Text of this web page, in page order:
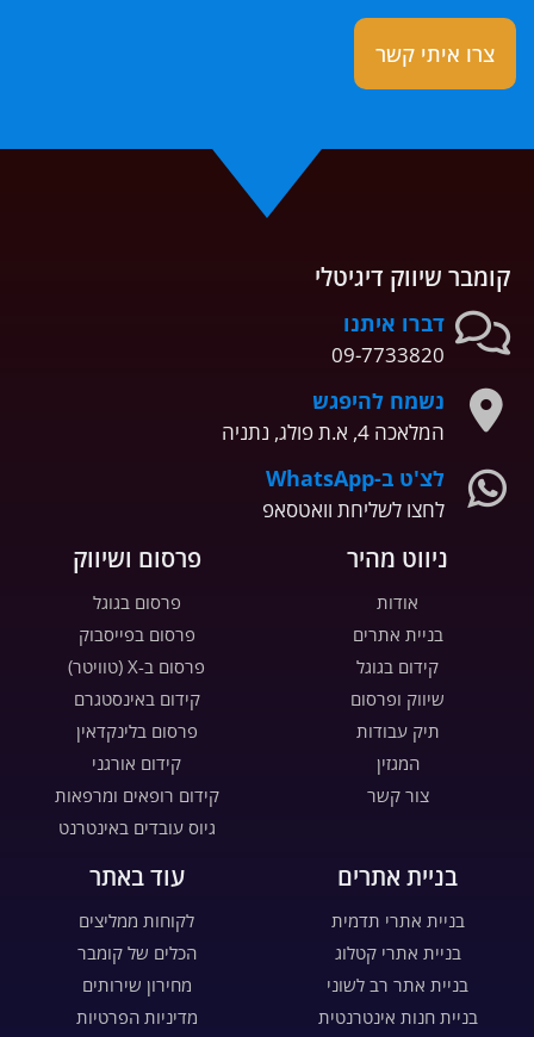
קומבר שיווק דיגיטלי
דברו איתנו
09-7733820
נשמח להיפגש
המלאכה 4, א.ת פולג, נתניה
לצ'ט ב-WhatsApp
לחצו לשליחת וואטסאפ
ניווט מהיר
אודות
בניית אתרים
קידום בגוגל
שיווק ופרסום
תיק עבודות
המגזין
צור קשר
פרסום ושיווק
פרסום בגוגל
פרסום בפייסבוק
פרסום ב-X (טוויטר)
קידום באינסטגרם
פרסום בלינקדאין
קידום אורגני
קידום רופאים ומרפאות
גיוס עובדים באינטרנט
בניית אתרים
בניית אתרי תדמית
בניית אתרי קטלוג
בניית אתר רב לשוני
בניית חנות אינטרנטית
עוד באתר
לקוחות ממליצים
הכלים של קומבר
מחירון שירותים
מדיניות הפרטיות